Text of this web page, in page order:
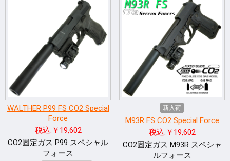
WALTHER P99 FS CO2 Special
Force
税込:￥19,602
CO2固定ガス P99 スペシャル
フォース
新入荷
M93R FS CO2 Special Force
税込:￥19,602
CO2固定ガス M93R スペシャ
ルフォース